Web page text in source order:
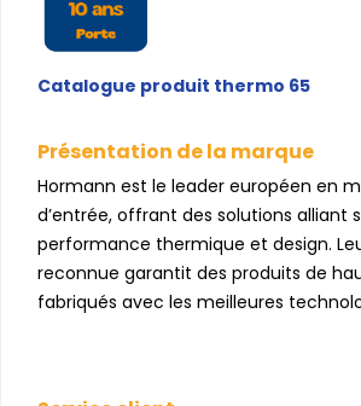
Catalogue produit thermo 65
Présentation de la marque
Hormann est le leader européen en
d’entrée, offrant des solutions alliant
performance thermique et design.
reconnue garantit des produits de
fabriqués avec les meilleures